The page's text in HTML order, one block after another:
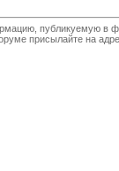
публикуемую
присылайте на